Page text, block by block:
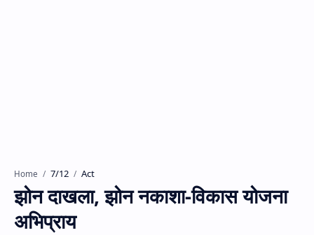
Home 7/12 Act
झोन दाखला, झोन नकाशा-विकास योजना
अभिप्राय